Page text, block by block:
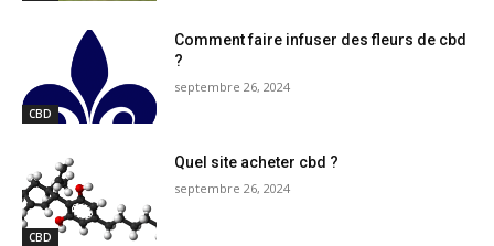
CBD
Comment faire infuser des fleurs de cbd
?
septembre 26, 2024
CBD
Quel site acheter cbd ?
septembre 26, 2024